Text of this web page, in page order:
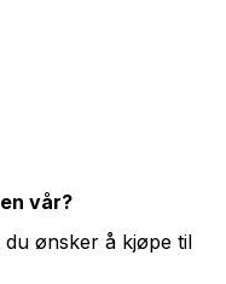
vår?
ønsker å kjøpe til